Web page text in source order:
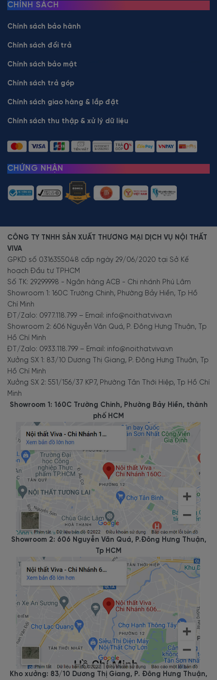
CHÍNH SÁCH
Chính sách bảo hành
Chính sách đổi trả
Chính sách bảo mật
Chính sách trả góp
Chính sách giao hàng & lắp đặt
Chính sách thu thập & xử lý dữ liệu
CHỨNG NHẬN
CÔNG TY TNHH SẢN XUẤT THƯƠNG MẠI DỊCH VỤ NỘI THẤT
VIVA
GPKD số 0316355048 cấp ngày 29/06/2020 tại Sở Kế
hoạch Đầu tư TPHCM
Số TK: 29299998 - Ngân hàng ACB - Chi nhánh Phú Lâm
Showroom 1: 160C Trường Chinh, Phường Bảy Hiền, Tp Hồ
Chí Minh
ĐT/Zalo: 0977.118.799 – Email: info@noithatviva.vn
Showroom 2: 606 Nguyễn Văn Quá, P. Đông Hưng Thuận, Tp
Hồ Chí Minh
ĐT/Zalo: 0933.118.799 – Email: info@noithatviva.vn
Xưởng SX 1: 83/10 Dương Thị Giang, P. Đông Hưng Thuận, Tp
Hồ Chí Minh
Xưởng SX 2: 551/156/37 KP7, Phường Tân Thới Hiệp, Tp Hồ Chí
Minh
Showroom 1: 160C Trường Chinh, Phường Bảy Hiền, thành
phố HCM
Showroom 2: 606 Nguyễn Văn Quá, P.Đông Hưng Thuận,
Tp HCM
Kho xưởng: 83/10 Dương Thị Giang, P. Đông Hưng Thuận,